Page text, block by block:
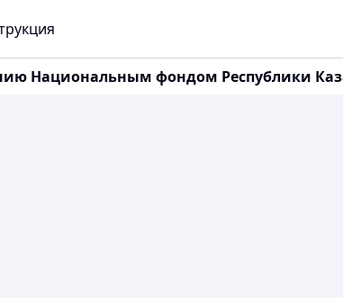
Национальным фондом Республики